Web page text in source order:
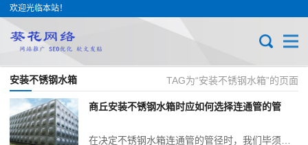
欢迎光临本站！
TAG为“安装不锈钢水箱”的页面
安装不锈钢水箱
商丘安装不锈钢水箱时应如何选择连通管的管